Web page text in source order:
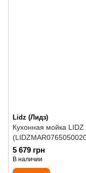
Lidz (Лидз)
Кухонная мойка
5 679 грн
В наличии